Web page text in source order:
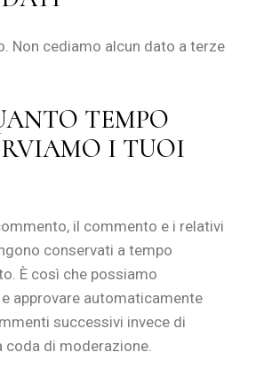
Non cediamo alcun dato a terze
TEMPO
I TUOI
il commento e i relativi
conservati a tempo
È così che possiamo
approvare automaticamente
successivi invece di
coda di moderazione.